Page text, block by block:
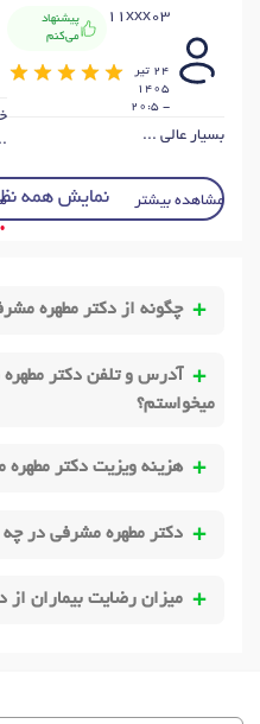
11xxx03
پیشنهاد
می‌کنم
24 تير
1405
- 20:5
بسیار عالی ...
مشاهده بیشتر نمایش همه نظرات
چگونه از دکتر مطهره
آدرس و تلفن دکتر
میخواستم؟
هزینه ویزیت دکتر
دکتر مطهره مشرفی در چه
میزان رضایت بیماران